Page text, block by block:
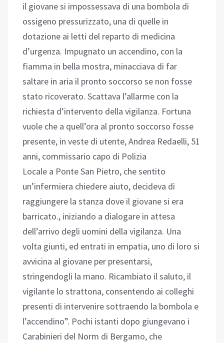
il giovane si impossessava di una bombola di
ossigeno pressurizzato, una di quelle in
dotazione ai letti del reparto di medicina
d’urgenza. Impugnato un accendino, con la
fiamma in bella mostra, minacciava di far
saltare in aria il pronto soccorso se non fosse
stato ricoverato. Scattava l’allarme con la
richiesta d’intervento della vigilanza. Fortuna
vuole che a quell’ora al pronto soccorso fosse
presente, in veste di utente, Andrea Redaelli, 51
anni, commissario capo di Polizia
Locale a Ponte San Pietro, che sentito
un’infermiera chiedere aiuto, decideva di
raggiungere la stanza dove il giovane si era
barricato., iniziando a dialogare in attesa
dell’arrivo degli uomini della vigilanza. Una
volta giunti, ed entrati in empatia, uno di loro si
avvicina al giovane per presentarsi,
stringendogli la mano. Ricambiato il saluto, il
vigilante lo strattona, consentendo ai colleghi
presenti di intervenire sottraendo la bombola e
l’accendino”. Pochi istanti dopo giungevano i
Carabinieri del Norm di Bergamo, che